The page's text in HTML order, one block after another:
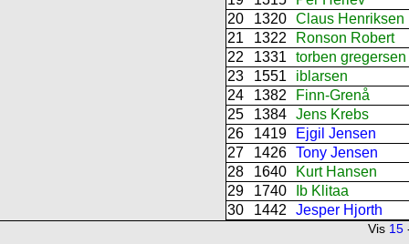
20
1320 Claus Henriksen
21
1322
Ronson Robert
22
1331
torben gregersen
23
1551
iblarsen
24
1382
Finn-Grenå
25
1384 Jens Krebs
26
1419
Ejgil Jensen
27
1426 Tony Jensen
28
1640
Kurt Hansen
29
1740
Ib Klitaa
30
1442 Jesper Hjorth
Vis 15